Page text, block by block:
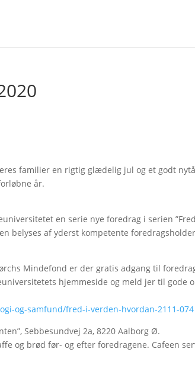
familier en rigtig glædelig jul og et godt
år.
en serie nye foredrag i serien
belyses af yderst kompetente
Mindefond er der gratis adgang til
hjemmeside og meld jer til gode
og-samfund/fred-i-verden-hvordan-2111-074
Sebbesundvej 2a, 8220 Aalborg Ø.
og brød før- og efter foredragene. Cafeen